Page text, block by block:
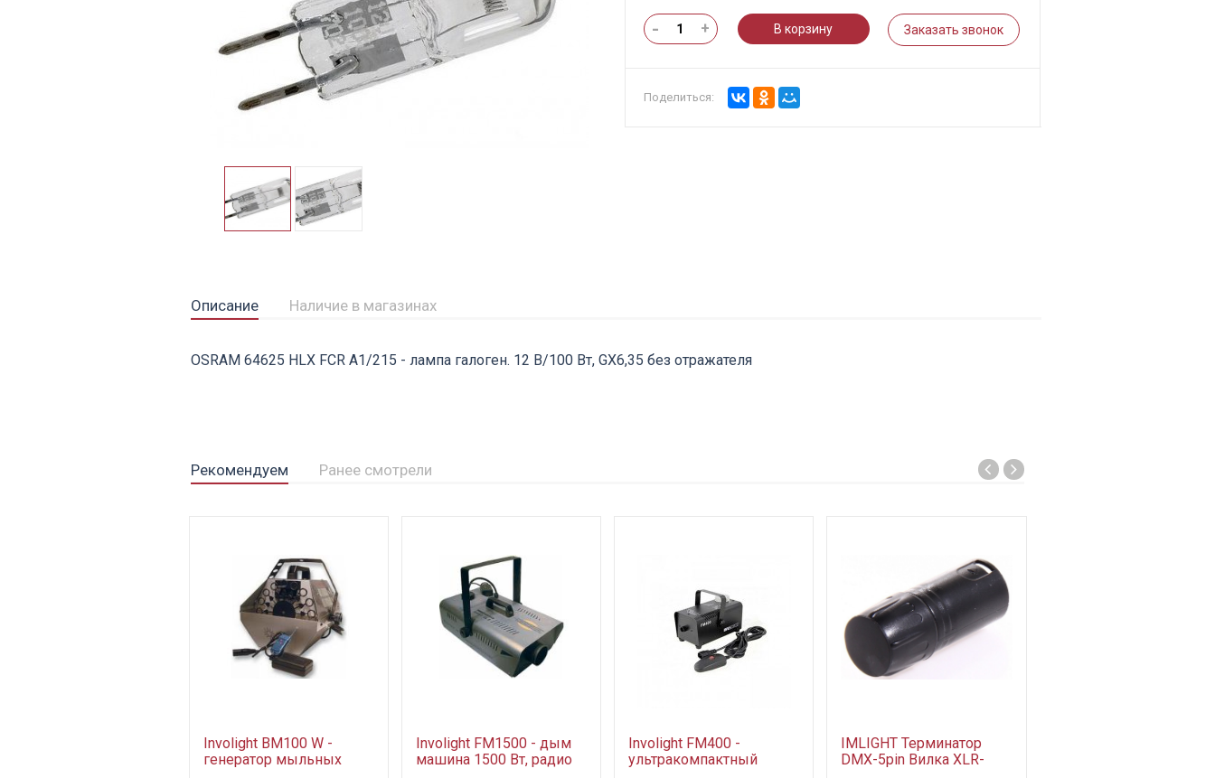
- + В корзину Заказать звонок
Поделиться:
Описание Наличие в магазинах
OSRAM 64625 HLX FCR A1/215 - лампа галоген. 12 В/100 Вт, GX6,35 без отражателя
Рекомендуем Ранее смотрели
Involight BM100 W -
генератор мыльных
Involight FM1500 - дым
машина 1500 Вт, радио
Involight FM400 -
ультракомпактный
IMLIGHT Терминатор
DMX-5pin Вилка XLR-